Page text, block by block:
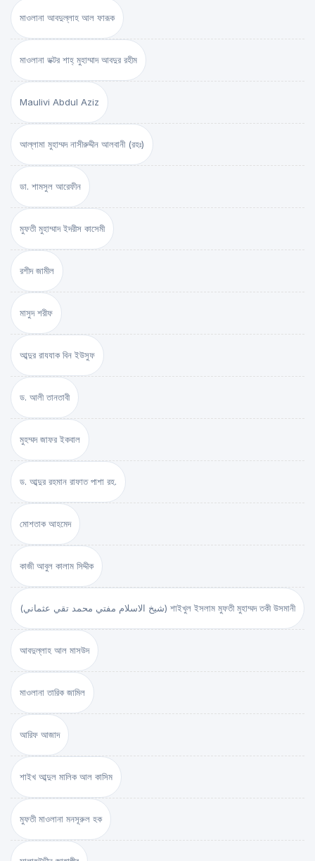
মাওলানা আবদুল্লাহ আল ফারূক
মাওলানা ডক্টর শাহ্‌ মুহাম্মাদ আবদুর রহীম
Maulivi Abdul Aziz
আল্লামা মুহাম্মদ নাসীরুদ্দীন আলবানী (রহঃ)
ডা. শামসুল আরেফীন
মুফতী মুহাম্মাদ ইদরীস কাসেমী
রশীদ জামীল
মাসুদ শরীফ
আব্দুর রাযযাক বিন ইউসুফ
ড. আলী তানতাবী
মুহম্মদ জাফর ইকবাল
ড. আব্দুর রহমান রাফাত পাশা রহ.
মোশতাক আহমেদ
কাজী আবুল কালাম সিদ্দীক
(شيخ الاسلام مفتي محمد تقي عثماني) শাইখুল ইসলাম মুফতী মুহাম্মদ তকী উসমানী
আবদুল্লাহ আল মাসউদ
মাওলানা তারিক জামিল
আরিফ আজাদ
শাইখ আব্দুল মালিক আল কাসিম
মুফতী মাওলানা মনসূরুল হক